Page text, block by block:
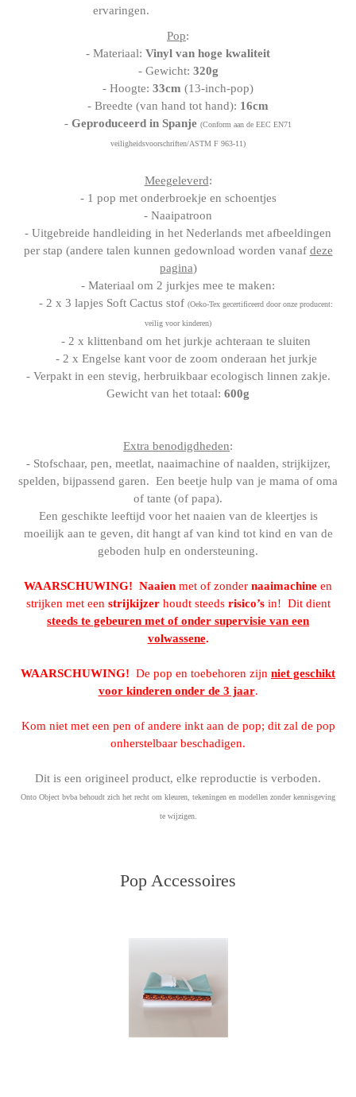
ervaringen.
Pop:
- Materiaal: Vinyl van hoge kwaliteit
- Gewicht: 320g
- Hoogte: 33cm (13-inch-pop)
- Breedte (van hand tot hand): 16cm
- Geproduceerd in Spanje (Conform aan de EEC EN71
veiligheidsvoorschriften/ASTM F 963-11)
Meegeleverd:
- 1 pop met onderbroekje en schoentjes
- Naaipatroon
- Uitgebreide handleiding in het Nederlands met afbeeldingen
per stap (andere talen kunnen gedownload worden vanaf deze
pagina)
- Materiaal om 2 jurkjes mee te maken:
- 2 x 3 lapjes Soft Cactus stof (Oeko-Tex gecertificeerd door onze producent:
veilig voor kinderen)
- 2 x klittenband om het jurkje achteraan te sluiten
- 2 x Engelse kant voor de zoom onderaan het jurkje
- Verpakt in een stevig, herbruikbaar ecologisch linnen zakje.
Gewicht van het totaal: 600g
Extra benodigdheden:
- Stofschaar, pen, meetlat, naaimachine of naalden, strijkijzer,
spelden, bijpassend garen. Een beetje hulp van je mama of oma
of tante (of papa).
Een geschikte leeftijd voor het naaien van de kleertjes is
moeilijk aan te geven, dit hangt af van kind tot kind en van de
geboden hulp en ondersteuning.
WAARSCHUWING! Naaien met of zonder naaimachine en
strijken met een strijkijzerhoudt steeds risico’sin! Dit dient
steeds te gebeuren met of onder supervisie van een
volwassene.
WAARSCHUWING! De pop en toebehoren zijn niet geschikt
voor kinderen onder de 3 jaar.
Kom niet met een pen of andere inkt aan de pop; dit zal de pop
onherstelbaar beschadigen.
Dit is een origineel product, elke reproductie is verboden.
Onto Object bvba behoudt zich het recht om kleuren, tekeningen en modellen zonder kennisgeving
te wijzigen.
Pop Accessoires